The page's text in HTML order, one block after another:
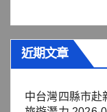
近期文章
中台灣四縣市